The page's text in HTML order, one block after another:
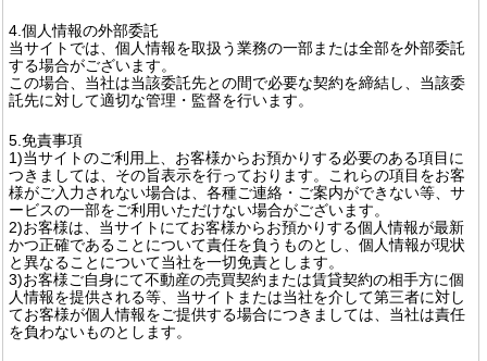
4.個人情報の外部委託
当サイトでは、個人情報を取扱う業務の一部または全部を外部委託
する場合がございます。
この場合、当社は当該委託先との間で必要な契約を締結し、当該委
託先に対して適切な管理・監督を行います。
5.免責事項
1)当サイトのご利用上、お客様からお預かりする必要のある項目に
つきましては、その旨表示を行っております。これらの項目をお客
様がご入力されない場合は、各種ご連絡・ご案内ができない等、サ
ービスの一部をご利用いただけない場合がございます。
2)お客様は、当サイトにてお客様からお預かりする個人情報が最新
かつ正確であることについて責任を負うものとし、個人情報が現状
と異なることについて当社を一切免責とします。
3)お客様ご自身にて不動産の売買契約または賃貸契約の相手方に個
人情報を提供される等、当サイトまたは当社を介して第三者に対し
てお客様が個人情報をご提供する場合につきましては、当社は責任
を負わないものとします。